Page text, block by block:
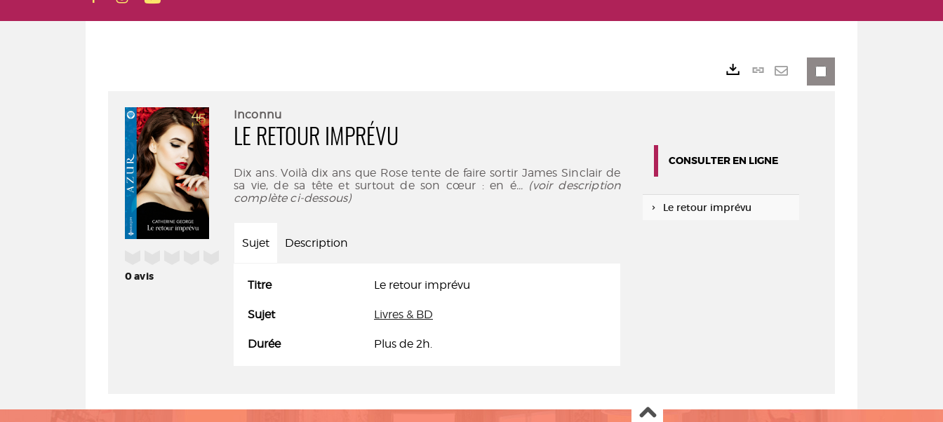
0avis
Inconnu
LE RETOUR IMPRÉVU
Dix ans. Voilà dix ans que Rose tente de faire sortir James Sinclair de
sa vie, de sa tête et surtout de son cœur : en é... (voir description
complète ci-dessous)
Sujet Description
Titre Le retour imprévu
Sujet Livres & BD
Durée Plus de 2h.
Lien
CONSULTER EN LIGNE
Le retour imprévu